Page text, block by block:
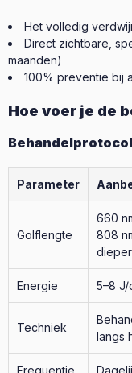
Het volledig
Direct zichtbare,
maanden)
100% preventie bij
Hoe voer je de
Parameter
Golflengte
660
808
Energie 5–8 J/
Techniek
langs
Frequentie